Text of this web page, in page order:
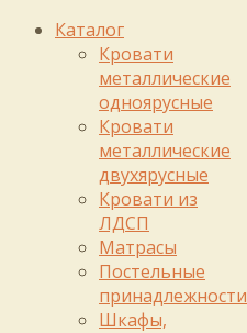
Каталог
Кровати
металлические
одноярусные
Кровати
металлические
двухярусные
Кровати из
ЛДСП
Матрасы
Постельные
принадлежности
Шкафы,